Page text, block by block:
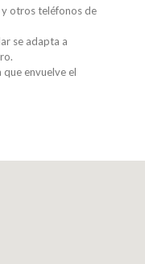
y otros teléfonos de
se adapta a
envuelve el